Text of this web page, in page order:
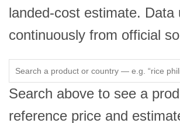
landed-cost estimate. Data
continuously from official
Search above to see a
reference price and